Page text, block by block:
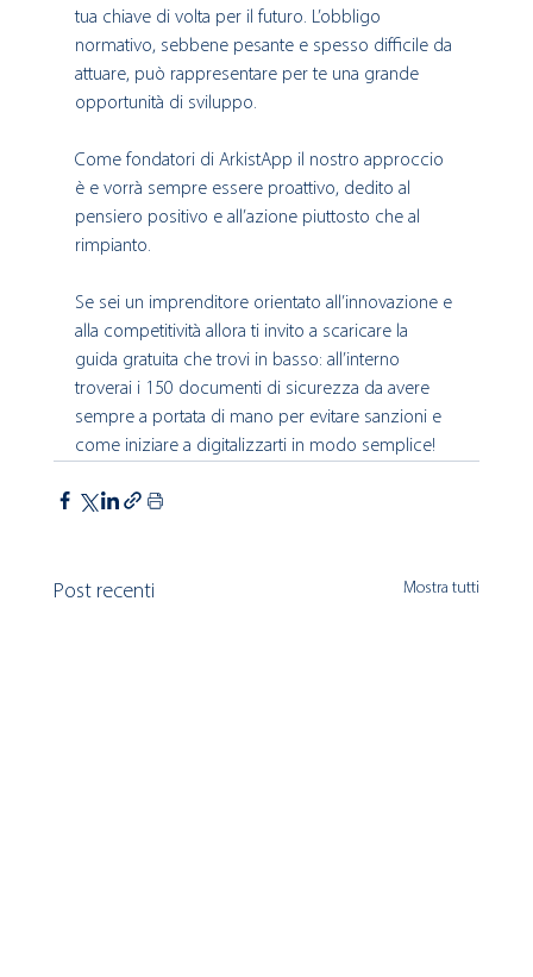
tua chiave di volta per il futuro. L’obbligo
normativo, sebbene pesante e spesso difficile da
attuare, può rappresentare per te una grande
opportunità di sviluppo.
Come fondatori di ArkistApp il nostro approccio
è e vorrà sempre essere proattivo, dedito al
pensiero positivo e all’azione piuttosto che al
rimpianto.
Se sei un imprenditore orientato all’innovazione e
alla competitività allora ti invito a scaricare la
guida gratuita che trovi in basso: all’interno
troverai i 150 documenti di sicurezza da avere
sempre a portata di mano per evitare sanzioni e
come iniziare a digitalizzarti in modo semplice!
Post recenti Mostra tutti